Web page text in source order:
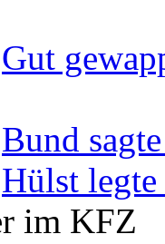
Gut
Bund
Hülst legte
im KFZ